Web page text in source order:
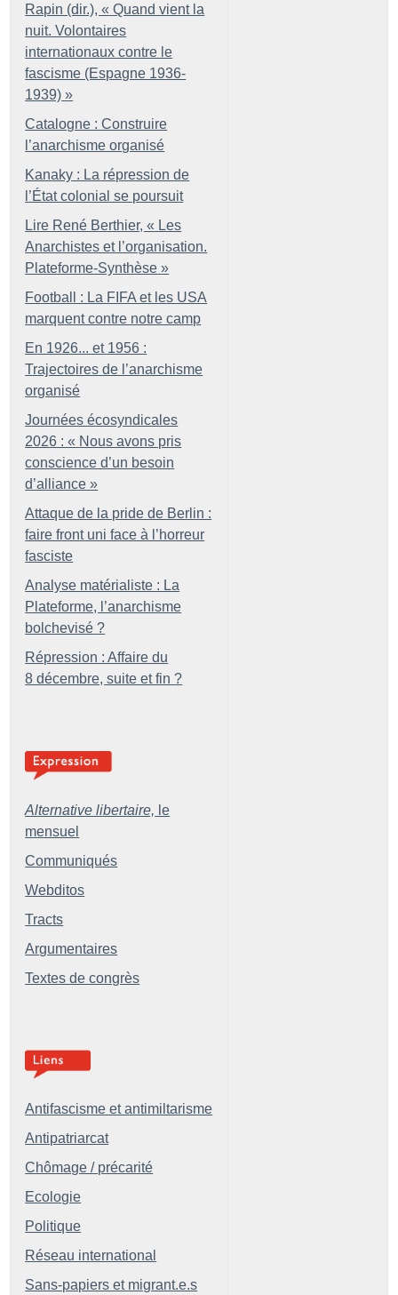
Rapin (dir.), « Quand vient la
nuit. Volontaires
internationaux contre le
fascisme (Espagne 1936-
1939) »
Catalogne : Construire
l’anarchisme organisé
Kanaky : La répression de
l’État colonial se poursuit
Lire René Berthier, « Les
Anarchistes et l’organisation.
Plateforme-Synthèse »
Football : La FIFA et les USA
marquent contre notre camp
En 1926... et 1956 :
Trajectoires de l’anarchisme
organisé
Journées écosyndicales
2026 : « Nous avons pris
conscience d’un besoin
d’alliance »
Attaque de la pride de Berlin :
faire front uni face à l’horreur
fasciste
Analyse matérialiste : La
Plateforme, l’anarchisme
bolchevisé ?
Répression : Affaire du
8 décembre, suite et fin ?
Alternative libertaire, le
mensuel
Communiqués
Webditos
Tracts
Argumentaires
Textes de congrès
Antifascisme et antimiltarisme
Antipatriarcat
Chômage / précarité
Ecologie
Politique
Réseau international
Sans-papiers et migrant.e.s